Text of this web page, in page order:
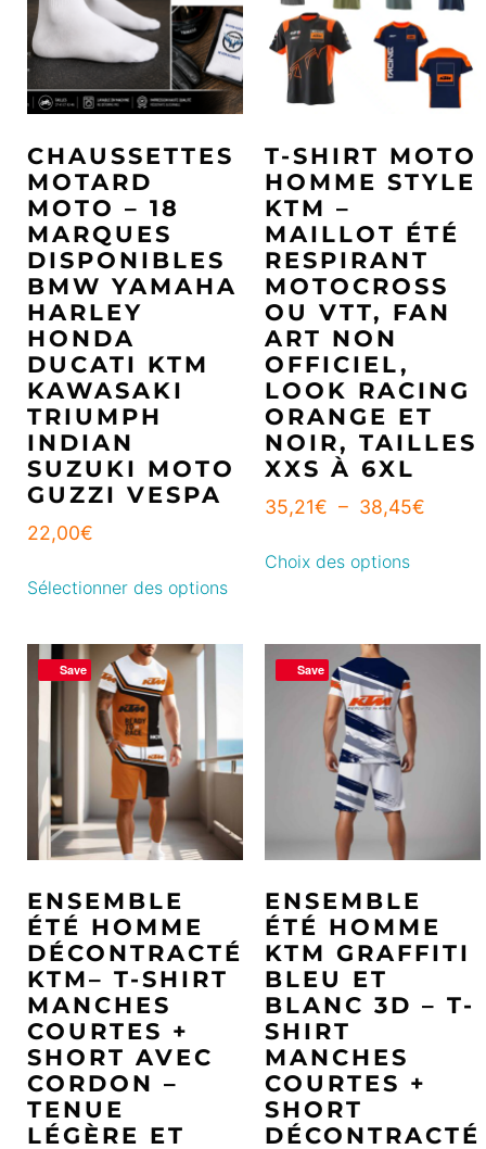
CHAUSSETTES
MOTARD
MOTO – 18
MARQUES
DISPONIBLES
BMW YAMAHA
HARLEY
HONDA
DUCATI KTM
KAWASAKI
TRIUMPH
INDIAN
SUZUKI MOTO
GUZZI VESPA
22,00€
Sélectionner des options
T-SHIRT MOTO
HOMME STYLE
KTM –
MAILLOT ÉTÉ
RESPIRANT
MOTOCROSS
OU VTT, FAN
ART NON
OFFICIEL,
LOOK RACING
ORANGE ET
NOIR, TAILLES
XXS À 6XL
35,21€ – 38,45€
Choix des options
Save
ENSEMBLE
ÉTÉ HOMME
DÉCONTRACTÉ
KTM– T-SHIRT
MANCHES
COURTES +
SHORT AVEC
CORDON –
TENUE
LÉGÈRE ET
Save
ENSEMBLE
ÉTÉ HOMME
KTM GRAFFITI
BLEU ET
BLANC 3D – T-
SHIRT
MANCHES
COURTES +
SHORT
DÉCONTRACTÉ